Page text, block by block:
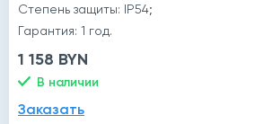
Степень защиты: IP54;
Гарантия: 1 год.
1 158 BYN
В наличии
Заказать